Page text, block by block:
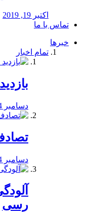
اکتبر 19, 2019
تماس با ما
خبرها
تمام اخبار
دسامبر 24, 2019
دسامبر 24, 2019
رسی